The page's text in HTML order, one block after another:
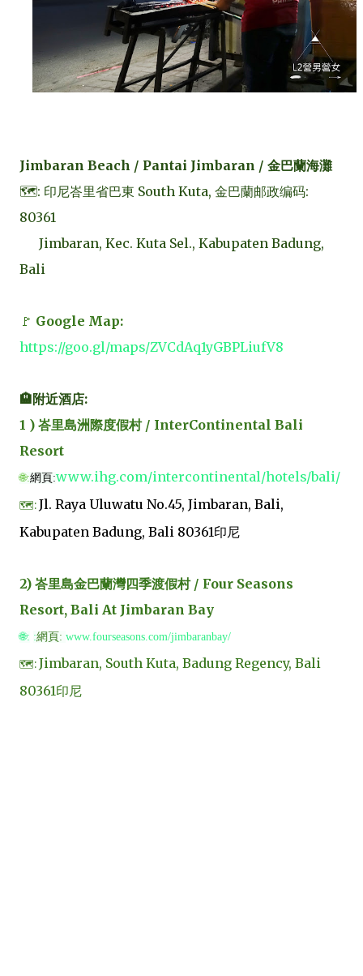
Jimbaran Beach / Pantai Jimbaran / 金巴蘭海灘
🗺️: 印尼峇里省巴東 South Kuta, 金巴蘭邮政编码:
80361
Jimbaran, Kec. Kuta Sel., Kabupaten Badung,
Bali
🚩 Google Map:
https://goo.gl/maps/ZVCdAq1yGBPLiufV8
🏨附近酒店:
1 ) 峇里島洲際度假村 / InterContinental Bali
Resort
🌐:網頁:www.ihg.com/intercontinental/hotels/bali/
🗺️:Jl. Raya Uluwatu No.45, Jimbaran, Bali,
Kabupaten Badung, Bali 80361印尼
2) 峇里島金巴蘭灣四季渡假村 / Four Seasons
Resort, Bali At Jimbaran Bay
🌐: :網頁: www.fourseasons.com/jimbaranbay/
🗺️:Jimbaran, South Kuta, Badung Regency, Bali
80361印尼